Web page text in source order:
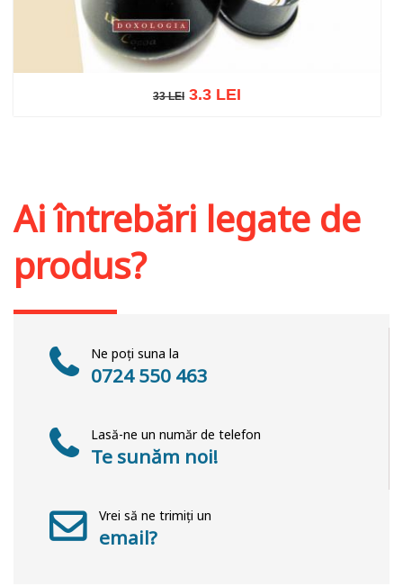
33 LEI
33 LEI 3.3 LEI
Ai întrebări legate de
produs?
Ne poți suna la
0724 550 463
Lasă-ne un număr de telefon
Te sunăm noi!
Vrei să ne trimiți un
email?